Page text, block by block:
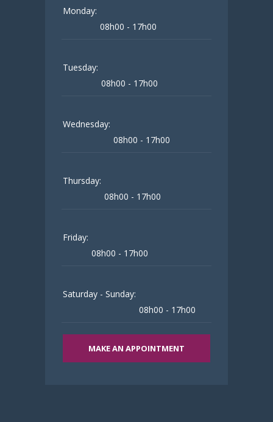
Monday:
08h00 - 17h00
Tuesday:
08h00 - 17h00
Wednesday:
08h00 - 17h00
Thursday:
08h00 - 17h00
Friday:
08h00 - 17h00
Saturday - Sunday:
08h00 - 17h00
MAKE AN APPOINTMENT